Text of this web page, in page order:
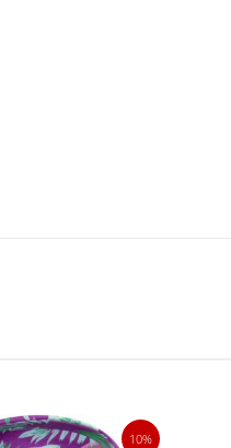
10%